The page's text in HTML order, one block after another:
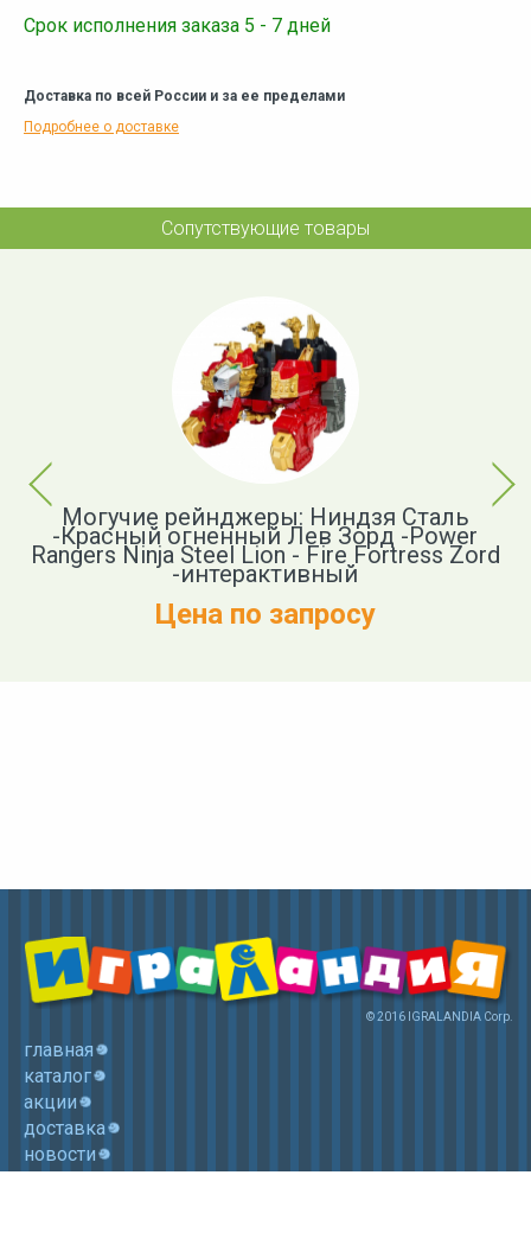
Срок исполнения заказа 5 - 7 дней
Доставка по всей России и за ее пределами
Подробнее о доставке
Сопутствующие товары
Previous
Могучие рейнджеры: Ниндзя Сталь
-Красный огненный Лев Зорд -Power
Rangers Ninja Steel Lion - Fire Fortress Zord
-интерактивный
Цена по запросу
Next
© 2016 IGRALANDIA Corp.
главная
каталог
акции
доставка
новости